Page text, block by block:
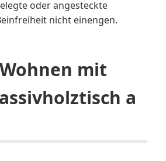
oder angesteckte
nicht einengen.
mit
a